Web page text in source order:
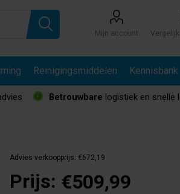
Mijn account
Reinigingsmiddelen Kennisbank
Betrouwbare logistiek en snelle
Advies verkoopprijs: €672,19
Prijs: €509,99